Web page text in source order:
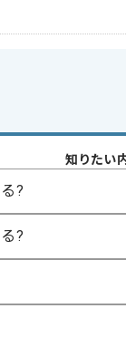
経験5年以上
験
知りたい
?
?